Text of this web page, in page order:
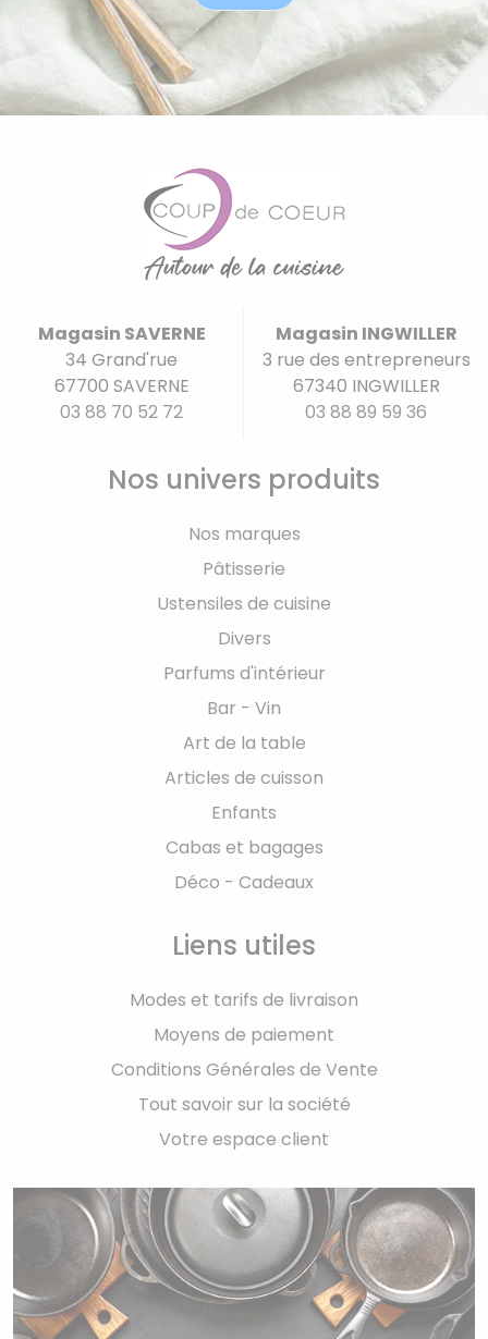
Magasin SAVERNE
34 Grand'rue
67700 SAVERNE
03 88 70 52 72
Magasin INGWILLER
3 rue des entrepreneurs
67340 INGWILLER
03 88 89 59 36
Nos univers produits
Nos marques
Pâtisserie
Ustensiles de cuisine
Divers
Parfums d'intérieur
Bar - Vin
Art de la table
Articles de cuisson
Enfants
Cabas et bagages
Déco - Cadeaux
Liens utiles
Modes et tarifs de livraison
Moyens de paiement
Conditions Générales de Vente
Tout savoir sur la société
Votre espace client